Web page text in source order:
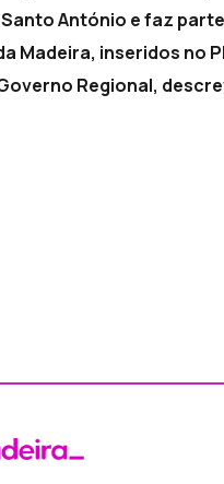
António e faz
Madeira, inseridos no
Regional,